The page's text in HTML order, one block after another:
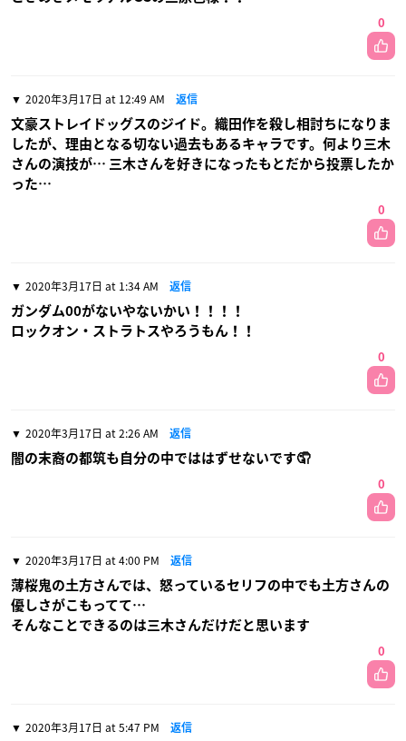
0
2020年3月17日 at 12:49 AM 返信
文豪ストレイドッグスのジイド。織田作を殺し相討ちになりま
したが、理由となる切ない過去もあるキャラです。何より三木
さんの演技が… 三木さんを好きになったもとだから投票したか
った…
0
2020年3月17日 at 1:34 AM 返信
ガンダム00がないやないかい！！！！
ロックオン・ストラトスやろうもん！！
0
2020年3月17日 at 2:26 AM 返信
闇の末裔の都筑も自分の中でははずせないです🤦
0
2020年3月17日 at 4:00 PM 返信
薄桜鬼の土方さんでは、怒っているセリフの中でも土方さんの
優しさがこもってて…
そんなことできるのは三木さんだけだと思います
0
2020年3月17日 at 5:47 PM 返信